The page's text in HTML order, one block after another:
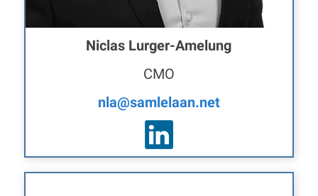
Niclas Lurger-Amelung
CMO
nla@samlelaan.net